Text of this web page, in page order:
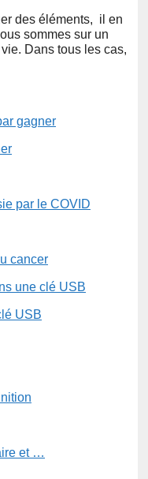
des éléments, il en
sommes sur un
Dans tous les cas,
par le COVID
cancer
USB